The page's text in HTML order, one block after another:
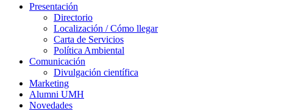
Presentación
Presentación
Directorio
Localización / Cómo llegar
Carta de Servicios
Política Ambiental
Comunicación
Comunicación
Divulgación científica
Marketing
Alumni UMH
Novedades